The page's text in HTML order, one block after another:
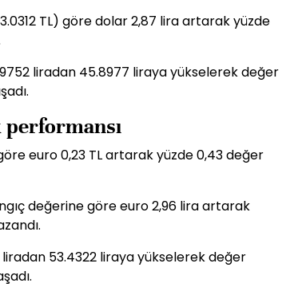
TL) göre dolar 2,87 lira artarak yüzde
liradan 45.8977 liraya yükselerek değer
performansı
euro 0,23 TL artarak yüzde 0,43 değer
değerine göre euro 2,96 lira artarak
liradan 53.4322 liraya yükselerek değer